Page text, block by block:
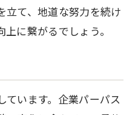
立て、地道な努力を続け
に繋がるでしょう。
ています。企業パーパス